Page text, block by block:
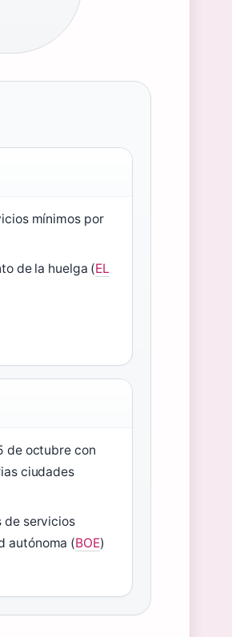
mínimos por
de la huelga (EL
de octubre con
ciudades
de servicios
autónoma (BOE)